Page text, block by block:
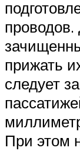
проводов.
прижать
следует
При этом